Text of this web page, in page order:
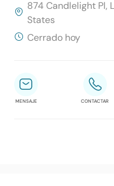
874 Candlelight Pl,
States
Cerrado hoy
MENSAJE CONTACTAR